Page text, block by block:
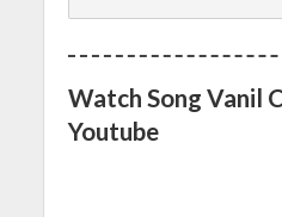
Watch Song Vanil
Youtube